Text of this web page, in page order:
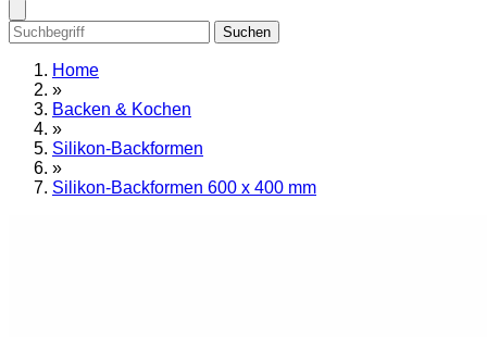
Suchen
Home
»
Backen & Kochen
»
Silikon-Backformen
»
Silikon-Backformen 600 x 400 mm